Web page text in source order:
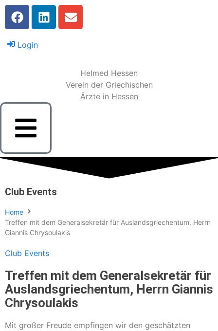
Login
Helmed Hessen
Verein der Griechischen
Ärzte in Hessen
Club Events
Home
Treffen mit dem Generalsekretär für Auslandsgriechentum, Herrn
Giannis Chrysoulakis
Club Events
Treffen mit dem Generalsekretär für
Auslandsgriechentum, Herrn Giannis
Chrysoulakis
Mit großer Freude empfingen wir den geschätzten